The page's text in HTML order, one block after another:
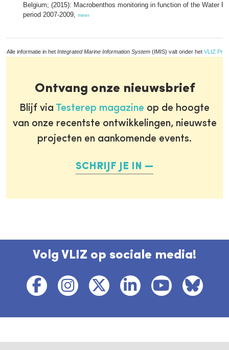
Belgium; (2015): Macrobenthos monitoring in function of the Water
period 2007-2009, meer
Alle informatie in het Integrated Marine Information System (IMIS) valt onder het VLIZ
Ontvang onze nieuwsbrief
Blijf via Testerep magazine op de hoogte
van onze recentste ontwikkelingen, nieuwste
projecten en aankomende events.
SCHRIJF JE IN
Volg VLIZ op sociale media!